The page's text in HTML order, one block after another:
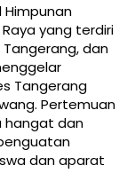
Himpunan
yang terdiri
dan
Tangerang
Pertemuan
hangat dan
dan aparat